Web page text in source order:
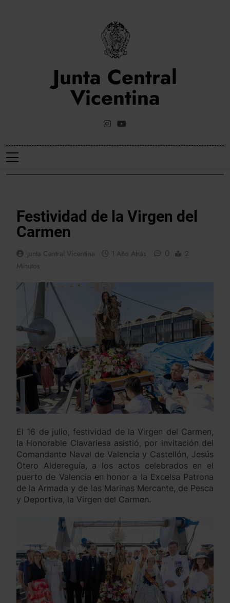
Junta Central
Vicentina
Web Oficial De La Junta Central Vicentina De Valencia
Festividad de la Virgen del
Carmen
Junta Central Vicentina 1 Año Atrás 0
2
Minutos
El 16 de julio, festividad de la Virgen del Carmen,
la Honorable Clavariesa asistió, por invitación del
Comandante Naval de Valencia y Castellón, Jesús
Otero Aldereguía, a los actos celebrados en el
puerto de Valencia en honor a la Excelsa Patrona
de la Armada y de las Marinas Mercante, de Pesca
y Deportiva, la Virgen del Carmen.